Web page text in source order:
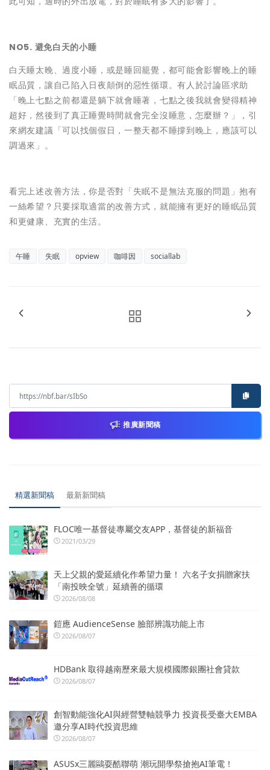
NO5. 避免白天的小睡
白天睡太晚、過度小睡，或是睡回籠覺，都可能會影響晚上的睡
眠品質，讓自己陷入日夜顛倒的惡性循環。有人於討論區求助
「晚上七點之前都還是躺下就會睡著，七點之後我就會變得精神
超好，然後到了真正睡覺時間就會完全沒睡意，怎麼辦？」，引
來網友建議「可以找個假日，一整天都不睡撐到晚上，應該可以
調過來」。
看完上述改善方法，你是否對「失眠不是無法克服的問題」抱有
一絲希望？只要採取適當的改善方式，就能擁有更好的睡眠品質
和更健康、充實的生活。
午睡 失眠 opview 咖啡因 sociallab
推廣新聞稿
精選新聞稿 最新新聞稿
FLOC唯一基督徒專屬交友APP，基督徒的新福音
2021/03/29
天上父親的愛延續化作希望力量！ 六名子女捐贈家扶
「南投映全號」延續善的循環
2026/08/08
鎧應 AudienceSense 臉部辨識功能上市
2026/08/07
HDBank 取得越南歷來最大規模國際銀團社會貸款
2026/08/07
創智動能強化AI與經營雙軸競爭力 投資長受臺大EMBA
邀分享AI時代投資思維
2026/08/07
ASUSx三麗鷗耍酷聯萌 潮玩開學祭搶抱AI筆電！